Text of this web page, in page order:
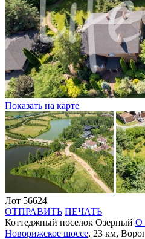
Показать на карте
Лот 56624
ОТПРАВИТЬ ПЕЧАТЬ
Коттеджный поселок Озерный О
Новорижское шоссе, 23 км,